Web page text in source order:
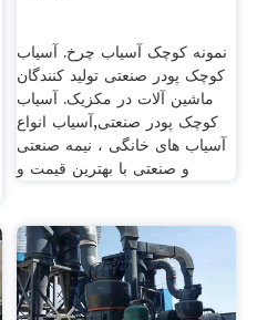
نمونه کوچک آسیاب چرخ. آسیاب
کوچک پودر صنعتی تولید کنندگان
ماشین آلات در مکزیک. آسیاب
کوچک پودر صنعتی,آسیاب انواع
آسیاب های خانگی ، نیمه صنعتی
و صنعتی با بهترین قیمت و